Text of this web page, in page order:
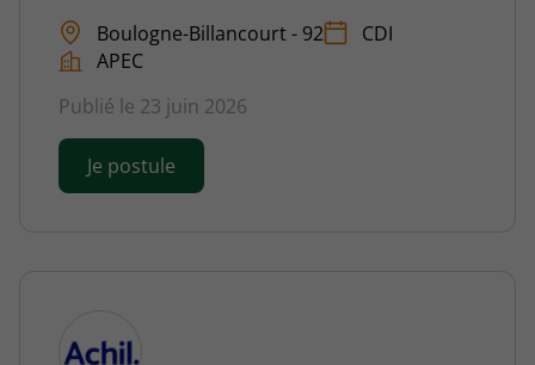
Boulogne-Billancourt - 92
CDI
APEC
Publié le 23 juin 2026
Je postule